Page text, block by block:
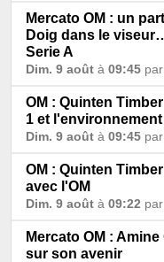
Mercato OM : un
Doig dans le
Serie A
Dim. 9 août à 09:45 par
OM : Quinten
1 et
Dim. 9 août à 09:45 par
OM : Quinten
avec l'OM
Dim. 9 août à 09:22 par
Mercato OM :
sur son avenir